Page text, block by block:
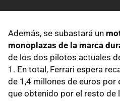
Además, se subastará un
monoplazas de la marca
de los dos pilotos actuales
1. En total, Ferrari espera
de 1,4 millones de euros por
que obtenido por el resto de